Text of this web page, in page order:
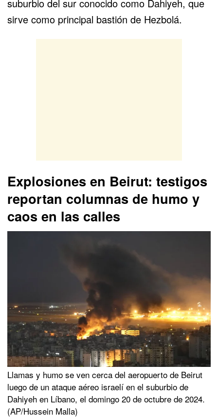
suburbio del sur conocido como Dahiyeh, que
sirve como principal bastión de Hezbolá.
Explosiones en Beirut: testigos
reportan columnas de humo y
caos en las calles
Llamas y humo se ven cerca del aeropuerto de Beirut
luego de un ataque aéreo israelí en el suburbio de
Dahiyeh en Líbano, el domingo 20 de octubre de 2024.
(AP/Hussein Malla)